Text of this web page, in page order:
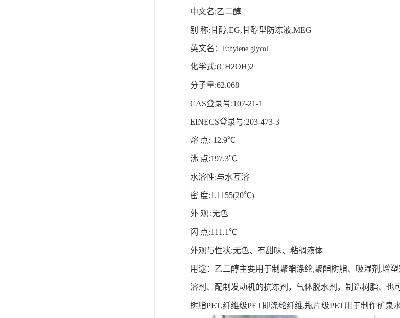
中文名:乙二醇
别 称:甘醇,EG,甘醇型防冻液,MEG
英文名： Ethylene glycol
化学式:(CH2OH)2
分子量:62.068
CAS登录号:107-21-1
EINECS登录号:203-473-3
熔 点:-12.9℃
沸 点:197.3℃
水溶性:与水互溶
密 度:1.1155(20℃)
外 观|:无色
闪 点:111.1℃
外观与性状:无色、有甜味、粘稠液体
用途： 乙二醇主要用于制聚酯涤纶,聚酯树脂、吸湿剂 ,增塑
溶剂、配制发动机的抗冻剂 ， 气体脱水剂 ， 制造树脂、也
树脂PET,纤维级PET即涤纶纤维,瓶片级PET用于制作矿泉